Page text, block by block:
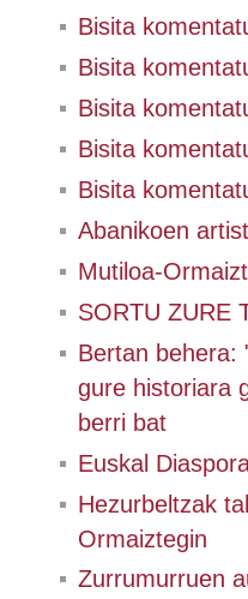
Bisita
Bisita
Bisita
Bisita
Bisita
Abanikoen
Mutiloa-
SORTU ZURE
Bertan behera:
gure historiara
berri bat
Euskal
Hezurbeltzak
Ormaiztegin
Zurrumurruen